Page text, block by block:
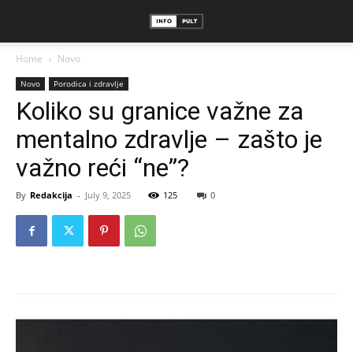
Home Novo
Novo Porodica i zdravlje
Koliko su granice važne za
mentalno zdravlje – zašto je
važno reći “ne”?
By Redakcija - July 9, 2025 125 0